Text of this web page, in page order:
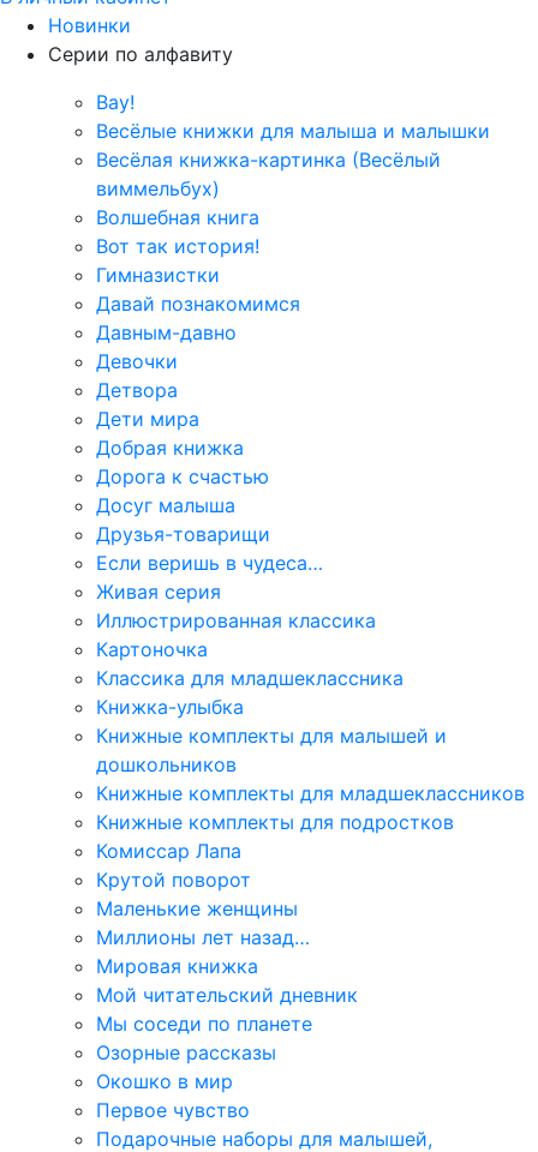
Новинки
Серии по алфавиту
Вау!
Весёлые книжки для малыша и малышки
Весёлая книжка-картинка (Весёлый
виммельбух)
Волшебная книга
Вот так история!
Гимназистки
Давай познакомимся
Давным-давно
Девочки
Детвора
Дети мира
Добрая книжка
Дорога к счастью
Досуг малыша
Друзья-товарищи
Если веришь в чудеса…
Живая серия
Иллюстрированная классика
Картоночка
Классика для младшеклассника
Книжка-улыбка
Книжные комплекты для малышей и
дошкольников
Книжные комплекты для младшеклассников
Книжные комплекты для подростков
Комиссар Лапа
Крутой поворот
Маленькие женщины
Миллионы лет назад…
Мировая книжка
Мой читательский дневник
Мы соседи по планете
Озорные рассказы
Окошко в мир
Первое чувство
Подарочные наборы для малышей,